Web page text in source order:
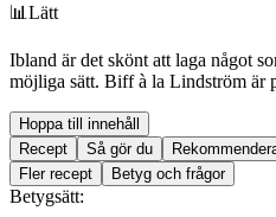
📊 Lätt
Ibland är det skönt att laga något
möjliga sätt. Biff à la Lindström är
Hoppa till innehåll
Recept
Så gör du
Fler recept
Betyg och frågor
Betygsätt: